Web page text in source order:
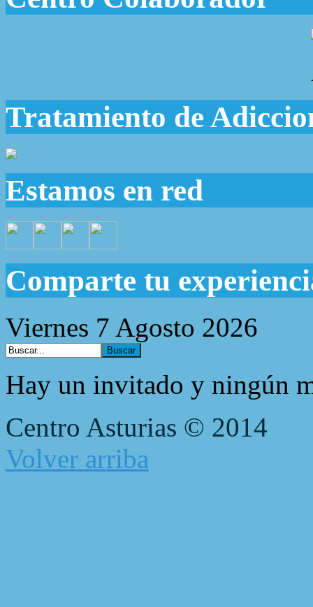
Tratamiento de
Estamos en red
Comparte tu
Viernes 7 Agosto 2026
Hay un invitado y ningún
Centro Asturias © 2014
Volver arriba